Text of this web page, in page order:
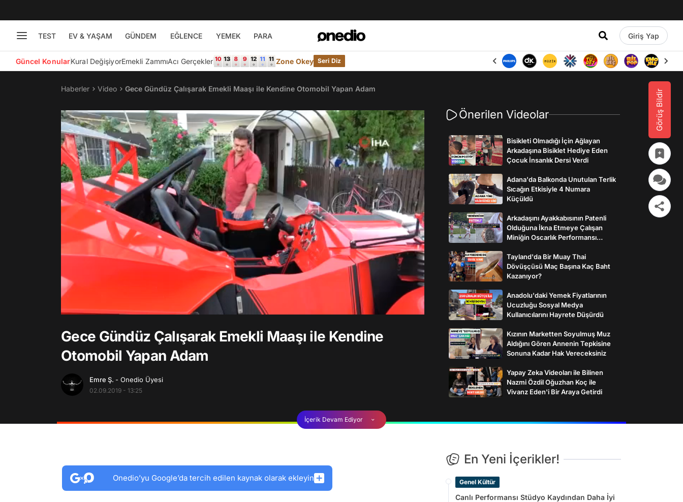
TEST EV & YAŞAM GÜNDEM EĞLENCE YEMEK PARA Giriş Yap
Güncel KonularKural DeğişiyorEmekli ZammıAcı Gerçekler Zone Okey Seri Diz
Görüş Bildir
Haberler Video Gece Gündüz Çalışarak Emekli Maaşı ile Kendine Otomobil Yapan Adam
Gece Gündüz Çalışarak Emekli Maaşı ile Kendine
Otomobil Yapan Adam
Emre Ş. - Onedio Üyesi
02.09.2019 - 13:25
Önerilen Videolar
Bisikleti Olmadığı İçin Ağlayan
Arkadaşına Bisiklet Hediye Eden
Çocuk İnsanlık Dersi Verdi
Adana'da Balkonda Unutulan Terlik
Sıcağın Etkisiyle 4 Numara
Küçüldü
Arkadaşını Ayakkabısının Patenli
Olduğuna İkna Etmeye Çalışan
Miniğin Oscarlık Performansı
Tayland'da Bir Muay Thai
Dövüşçüsü Maç Başına Kaç Baht
Kazanıyor?
Anadolu'daki Yemek Fiyatlarının
Ucuzluğu Sosyal Medya
Kullanıcılarını Hayrete Düşürdü
Kızının Marketten Soyulmuş Muz
Aldığını Gören Annenin Tepkisine
Sonuna Kadar Hak Vereceksiniz
Yapay Zeka Videoları ile Bilinen
Nazmi Özdil Oğuzhan Koç ile
Vivanz Eden'i Bir Araya Getirdi
İçerik Devam Ediyor
Onedio’yu Google’da tercih edilen kaynak olarak ekleyin
En Yeni İçerikler!
Genel Kültür
Canlı Performansı Stüdyo Kaydından Daha İyi